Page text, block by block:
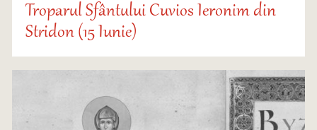
Troparul Sfântului Cuvios Ieronim din
Stridon (15 Iunie)